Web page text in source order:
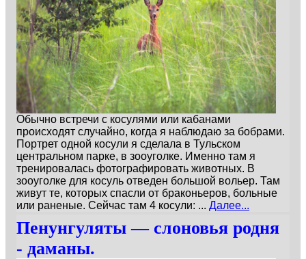
Обычно встречи с косулями или кабанами
происходят случайно, когда я наблюдаю за бобрами.
Портрет одной косули я сделала в Тульском
центральном парке, в зооуголке. Именно там я
тренировалась фотографировать животных. В
зооуголке для косуль отведен большой вольер. Там
живут те, которых спасли от браконьеров, больные
или раненые. Сейчас там 4 косули: ... Далее...
Пенунгуляты — слоновья родня
- даманы.